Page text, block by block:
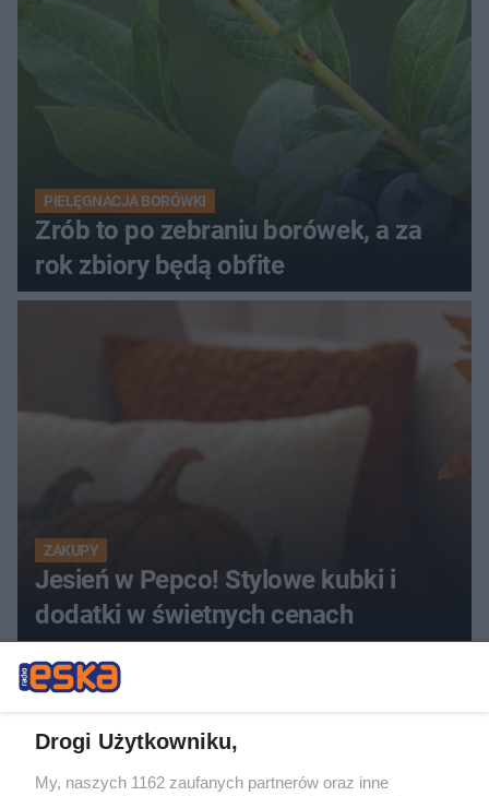
PIELĘGNACJA BORÓWKI
Zrób to po zebraniu borówek, a za
rok zbiory będą obfite
ZAKUPY
Jesień w Pepco! Stylowe kubki i
dodatki w świetnych cenach
ZOBACZ WIĘCEJ
Drogi Użytkowniku,
My, naszych 1162 zaufanych partnerów oraz inne